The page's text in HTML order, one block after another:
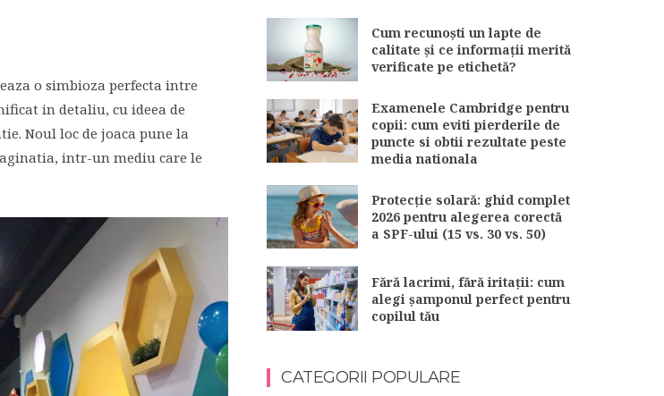
o simbioza perfecta intre
in detaliu, cu ideea de
Noul loc de joaca pune la
intr-un mediu care le
Cum recunoști un lapte de
calitate și ce informații merită
verificate pe etichetă?
Examenele Cambridge pentru
copii: cum eviti pierderile de
puncte si obtii rezultate peste
media nationala
Protecție solară: ghid complet
2026 pentru alegerea corectă
a SPF-ului (15 vs. 30 vs. 50)
Fără lacrimi, fără iritații: cum
alegi șamponul perfect pentru
copilul tău
CATEGORII POPULARE